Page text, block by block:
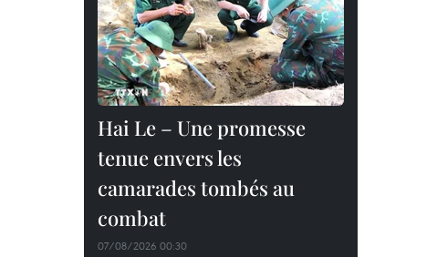
Hai Le – Une promesse
tenue envers les
camarades tombés au
combat
07/08/2026 00:30